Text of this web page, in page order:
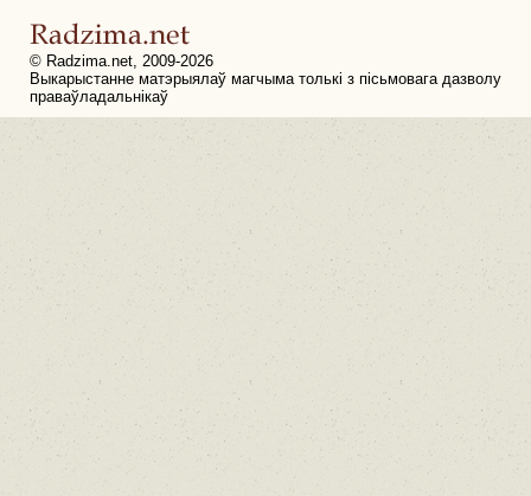
© Radzima.net, 2009-2026
Выкарыстанне матэрыялаў магчыма толькі з пісьмовага дазволу
праваўладальнікаў